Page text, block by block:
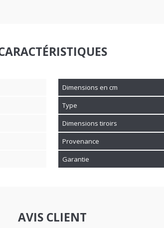
Dimensions en cm
Type
Dimensions tiroirs
Provenance
Garantie
AVIS CLIENT